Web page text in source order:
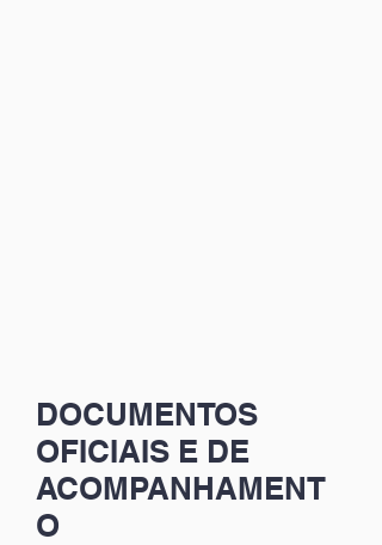
DOCUMENTOS
OFICIAIS E DE
ACOMPANHAMENT
O